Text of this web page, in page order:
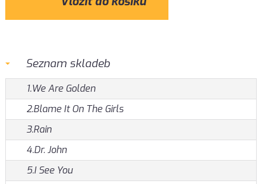
Seznam skladeb
1.We Are Golden
2.Blame It On The Girls
3.Rain
4.Dr. John
5.I See You